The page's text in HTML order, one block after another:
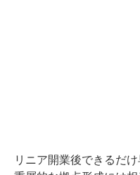
リニア開業後できるだ